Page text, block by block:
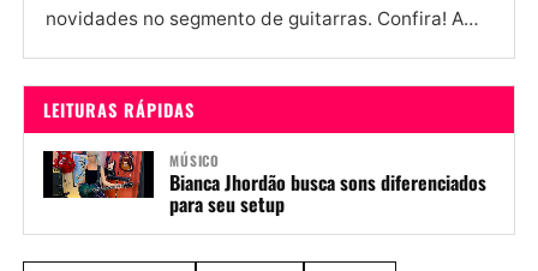
novidades no segmento de guitarras. Confira! A
LEITURAS RÁPIDAS
MÚSICO
Bianca Jhordão busca sons diferenciados
para seu setup